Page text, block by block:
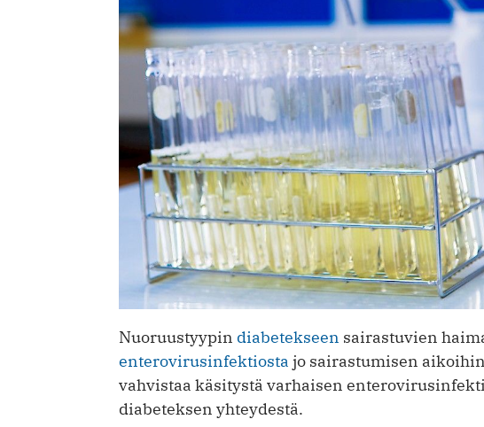
Nuoruustyypin diabetekseen sairastuvien
enterovirusinfektiosta jo sairastumisen
vahvistaa käsitystä varhaisen
diabeteksen yhteydestä.